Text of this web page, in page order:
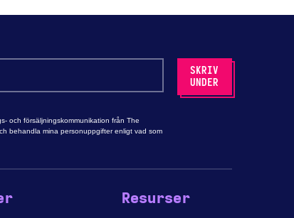
och försäljningskommunikation från The
behandla mina personuppgifter enligt vad som
Resurser